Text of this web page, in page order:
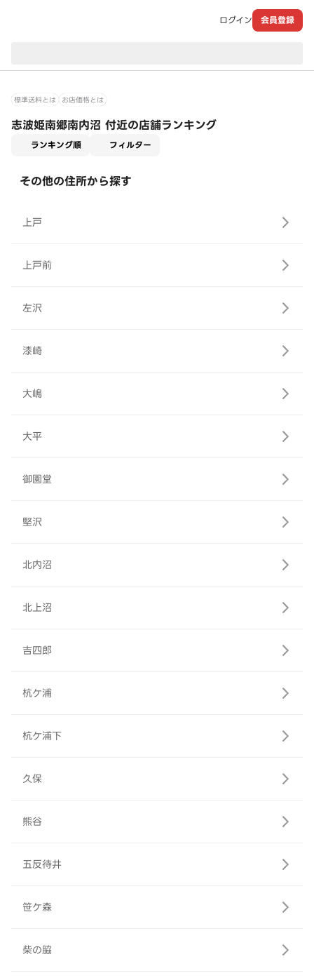
ログイン 会員登録
標準送料とは お店価格とは
志波姫南郷南内沼 付近の店舗ランキング
ランキング順 フィルター
その他の住所から探す
上戸
上戸前
左沢
漆崎
大嶋
大平
御園堂
堅沢
北内沼
北上沼
吉四郎
杭ケ浦
杭ケ浦下
久保
熊谷
五反待井
笹ケ森
柴の脇